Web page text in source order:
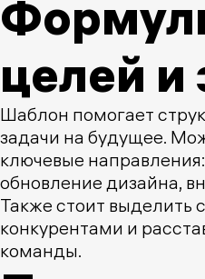
целей и
Шаблон помогает
задачи на будущее.
ключевые
обновление дизайна,
Также стоит выделить
конкурентами и
команды.